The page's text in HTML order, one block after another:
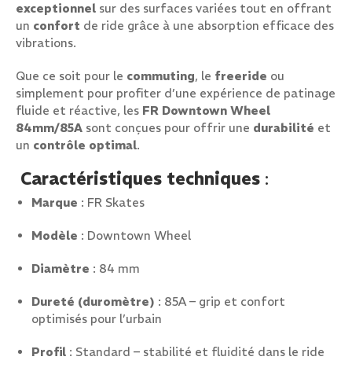
exceptionnel sur des surfaces variées tout en offrant
un confort de ride grâce à une absorption efficace des
vibrations.
Que ce soit pour le commuting, le freeride ou
simplement pour profiter d’une expérience de patinage
fluide et réactive, les FR Downtown Wheel
84mm/85A sont conçues pour offrir une durabilité et
un contrôle optimal.
Caractéristiques techniques :
Marque : FR Skates
Modèle : Downtown Wheel
Diamètre : 84 mm
Dureté (duromètre) : 85A – grip et confort
optimisés pour l’urbain
Profil : Standard – stabilité et fluidité dans le ride